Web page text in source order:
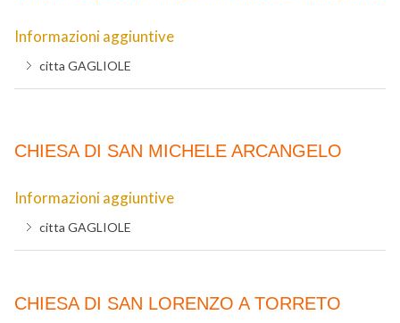
Informazioni aggiuntive
citta GAGLIOLE
CHIESA DI SAN MICHELE ARCANGELO
Informazioni aggiuntive
citta GAGLIOLE
CHIESA DI SAN LORENZO A TORRETO